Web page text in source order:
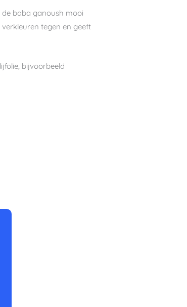
baba ganoush mooi
tegen en geeft
bijvoorbeeld